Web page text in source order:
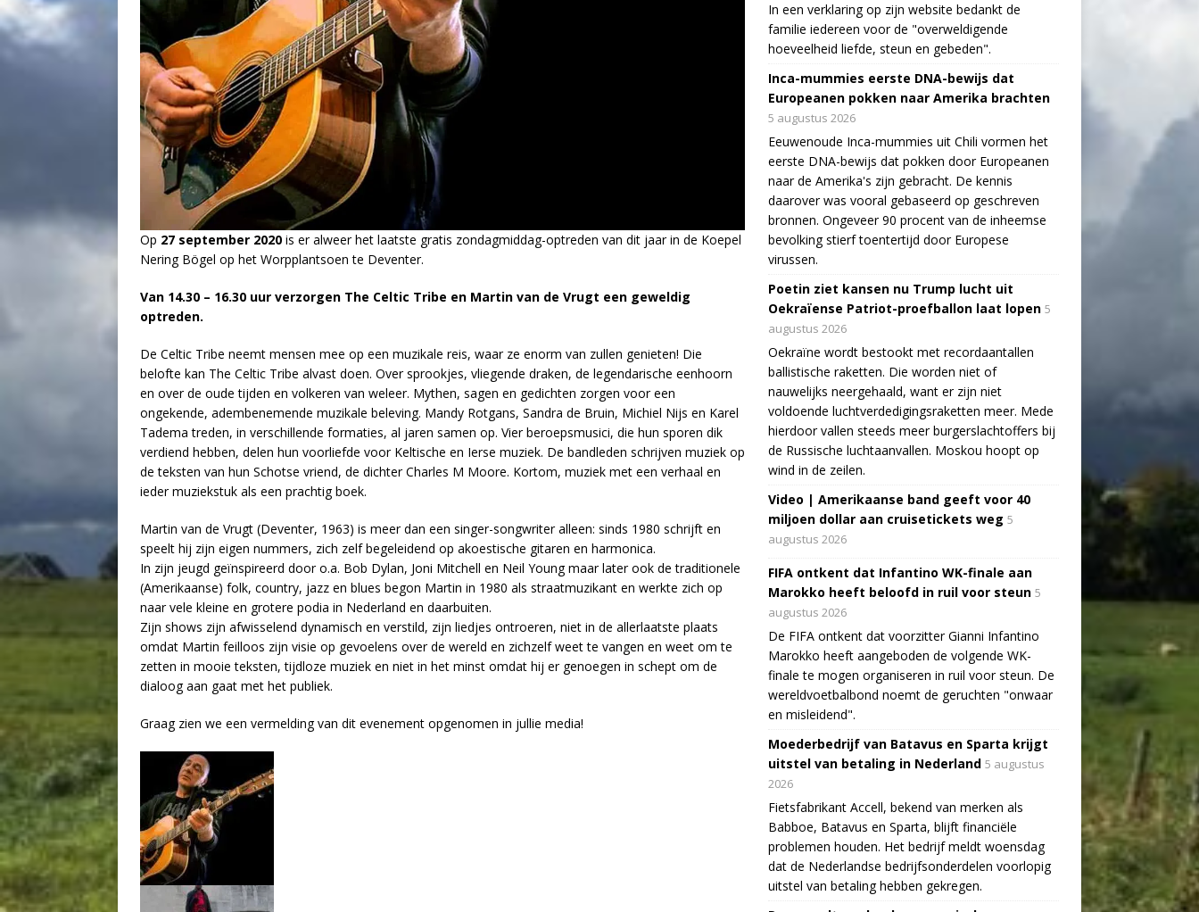
Op 27 september 2020 is er alweer het laatste gratis zondagmiddag-optreden van dit jaar in de Koepel
Nering Bögel op het Worpplantsoen te Deventer.
Van 14.30 – 16.30 uur verzorgen The Celtic Tribe en Martin van de Vrugt een geweldig
optreden.
De Celtic Tribe neemt mensen mee op een muzikale reis, waar ze enorm van zullen genieten! Die
belofte kan The Celtic Tribe alvast doen. Over sprookjes, vliegende draken, de legendarische eenhoorn
en over de oude tijden en volkeren van weleer. Mythen, sagen en gedichten zorgen voor een
ongekende, adembenemende muzikale beleving. Mandy Rotgans, Sandra de Bruin, Michiel Nijs en Karel
Tadema treden, in verschillende formaties, al jaren samen op. Vier beroepsmusici, die hun sporen dik
verdiend hebben, delen hun voorliefde voor Keltische en Ierse muziek. De bandleden schrijven muziek op
de teksten van hun Schotse vriend, de dichter Charles M Moore. Kortom, muziek met een verhaal en
ieder muziekstuk als een prachtig boek.
Martin van de Vrugt (Deventer, 1963) is meer dan een singer-songwriter alleen: sinds 1980 schrijft en
speelt hij zijn eigen nummers, zich zelf begeleidend op akoestische gitaren en harmonica.
In zijn jeugd geïnspireerd door o.a. Bob Dylan, Joni Mitchell en Neil Young maar later ook de traditionele
(Amerikaanse) folk, country, jazz en blues begon Martin in 1980 als straatmuzikant en werkte zich op
naar vele kleine en grotere podia in Nederland en daarbuiten.
Zijn shows zijn afwisselend dynamisch en verstild, zijn liedjes ontroeren, niet in de allerlaatste plaats
omdat Martin feilloos zijn visie op gevoelens over de wereld en zichzelf weet te vangen en weet om te
zetten in mooie teksten, tijdloze muziek en niet in het minst omdat hij er genoegen in schept om de
dialoog aan gaat met het publiek.
Graag zien we een vermelding van dit evenement opgenomen in jullie media!
In een verklaring op zijn website bedankt de
familie iedereen voor de "overweldigende
hoeveelheid liefde, steun en gebeden".
Inca-mummies eerste DNA-bewijs dat
Europeanen pokken naar Amerika brachten
5 augustus 2026
Eeuwenoude Inca-mummies uit Chili vormen het
eerste DNA-bewijs dat pokken door Europeanen
naar de Amerika's zijn gebracht. De kennis
daarover was vooral gebaseerd op geschreven
bronnen. Ongeveer 90 procent van de inheemse
bevolking stierf toentertijd door Europese
virussen.
Poetin ziet kansen nu Trump lucht uit
Oekraïense Patriot-proefballon laat lopen 5
augustus 2026
Oekraïne wordt bestookt met recordaantallen
ballistische raketten. Die worden niet of
nauwelijks neergehaald, want er zijn niet
voldoende luchtverdedigingsraketten meer. Mede
hierdoor vallen steeds meer burgerslachtoffers bij
de Russische luchtaanvallen. Moskou hoopt op
wind in de zeilen.
Video | Amerikaanse band geeft voor 40
miljoen dollar aan cruisetickets weg 5
augustus 2026
FIFA ontkent dat Infantino WK-finale aan
Marokko heeft beloofd in ruil voor steun 5
augustus 2026
De FIFA ontkent dat voorzitter Gianni Infantino
Marokko heeft aangeboden de volgende WK-
finale te mogen organiseren in ruil voor steun. De
wereldvoetbalbond noemt de geruchten "onwaar
en misleidend".
Moederbedrijf van Batavus en Sparta krijgt
uitstel van betaling in Nederland 5 augustus
2026
Fietsfabrikant Accell, bekend van merken als
Babboe, Batavus en Sparta, blijft financiële
problemen houden. Het bedrijf meldt woensdag
dat de Nederlandse bedrijfsonderdelen voorlopig
uitstel van betaling hebben gekregen.